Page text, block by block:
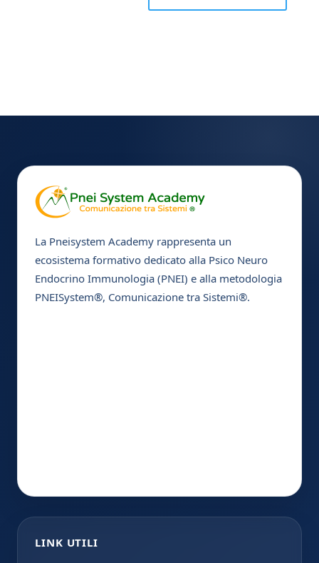
La Pneisystem Academy rappresenta un
ecosistema formativo dedicato alla Psico Neuro
Endocrino Immunologia (PNEI) e alla metodologia
PNEISystem®, Comunicazione tra Sistemi®.
LINK UTILI